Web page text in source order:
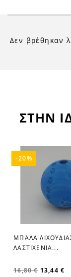
Δεν βρέθηκαν
ΣΤΗΝ
ΜΠΑΛΑ
ΛΑΣΤΙΧΕΝΙΑ...
16,80 € 13,44 €
-20%